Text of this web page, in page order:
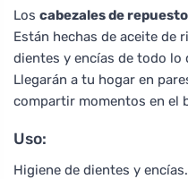
Los cabezales de repuesto
Están hechas de aceite de
dientes y encías de todo lo
Llegarán a tu hogar en
compartir momentos en el
Uso:
Higiene de dientes y encías.